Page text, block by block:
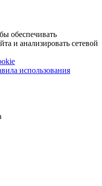
обеспечивать
и анализировать сетевой
использования